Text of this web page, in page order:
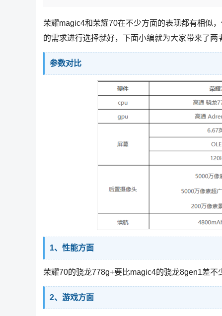
荣耀magic4和荣耀70在不少方面的表现都有相似
的需求进行选择就好，下面小编就为大家带来了两
参数对比
1、性能方面
荣耀70的骁龙778g+要比magic4的骁龙8gen1差不
2、游戏方面